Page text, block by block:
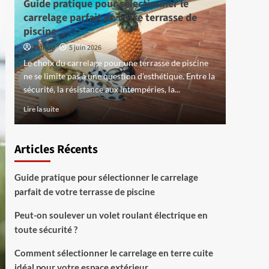
Guide pratique pour sélectionner le
carrelage parfait de votre terrasse de
piscine
Patricia
5 juin 2026
Le choix du carrelage pour une terrasse de piscine
ne se limite pas à une question d’esthétique. Entre la
sécurité, la résistance aux intempéries, la...
Lire la suiteEn
savoir
Guide
pour
sélectionner
carrelage
parfait
de
terrasse
de
Articles Récents
Guide pratique pour sélectionner le carrelage
parfait de votre terrasse de piscine
Peut-on soulever un volet roulant électrique en
toute sécurité ?
Comment sélectionner le carrelage en terre cuite